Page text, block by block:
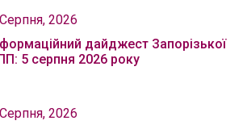
2026
дайджест Запорізької
5 серпня 2026 року
2026